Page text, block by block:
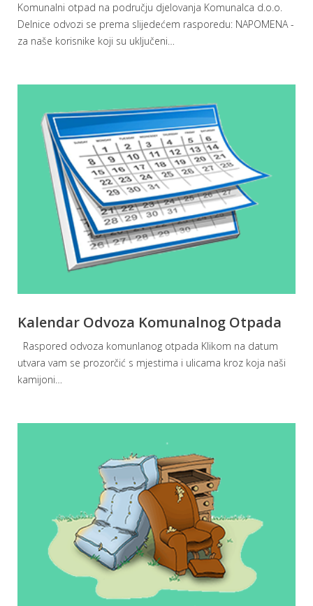
Komunalni otpad na području djelovanja Komunalca d.o.o.
Delnice odvozi se prema slijedećem rasporedu: NAPOMENA -
za naše korisnike koji su uključeni…
Kalendar Odvoza Komunalnog Otpada
Raspored odvoza komunlanog otpada Klikom na datum
utvara vam se prozorčić s mjestima i ulicama kroz koja naši
kamijoni…